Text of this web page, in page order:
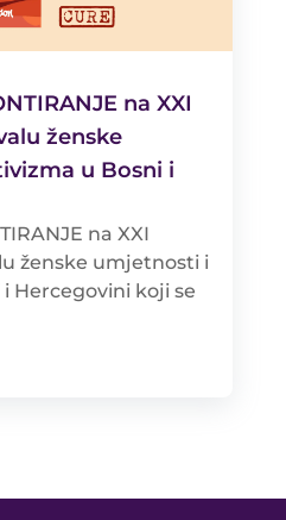
na XXI
ženske
u Bosni i
na XXI
ženske umjetnosti i
Hercegovini koji se